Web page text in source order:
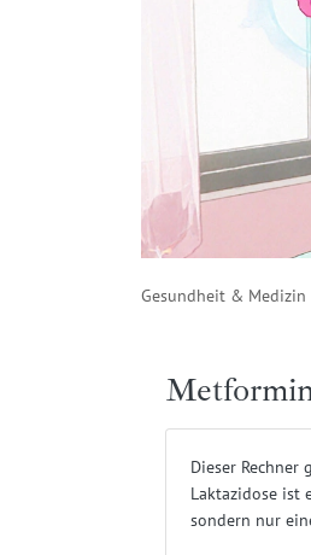
Gesundheit & Medizin
Dieser
Laktazidose ist
sondern nur